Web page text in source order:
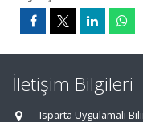
İletişim Bilgileri
Isparta Uygulamalı